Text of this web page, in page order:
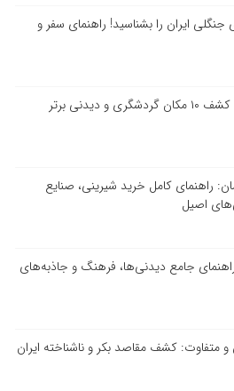
جنگلی ایران را بشناسید! راهنمای سفر و
دیدنی برتر
راهنمای کامل خرید شیرینی، صنایع
اصیل
جامع دیدنی‌ها، فرهنگ و جاذبه‌های
و متفاوت: کشف مقاصد بکر و ناشناخته ایران